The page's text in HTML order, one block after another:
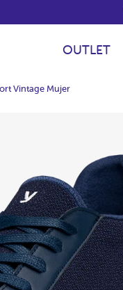
OUTLET
Vintage Mujer